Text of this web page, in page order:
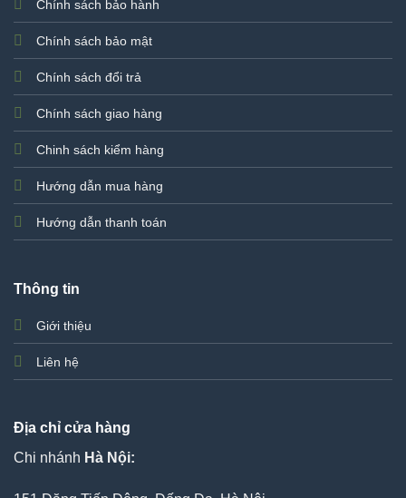
Chính sách bảo hành
Chính sách bảo mật
Chính sách đổi trả
Chính sách giao hàng
Chinh sách kiểm hàng
Hướng dẫn mua hàng
Hướng dẫn thanh toán
Thông tin
Giới thiệu
Liên hệ
Địa chỉ cửa hàng
Chi nhánh Hà Nội: